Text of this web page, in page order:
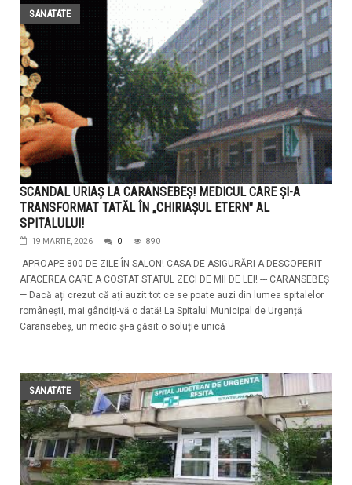
SANATATE
SCANDAL URIAȘ LA CARANSEBEȘ! MEDICUL CARE ȘI-A
TRANSFORMAT TATĂL ÎN „CHIRIAȘUL ETERN" AL
SPITALULUI!
19 MARTIE, 2026 0 890
APROAPE 800 DE ZILE ÎN SALON! CASA DE ASIGURĂRI A DESCOPERIT
AFACEREA CARE A COSTAT STATUL ZECI DE MII DE LEI! --- CARANSEBEȘ
— Dacă ați crezut că ați auzit tot ce se poate auzi din lumea spitalelor
românești, mai gândiți-vă o dată! La Spitalul Municipal de Urgență
Caransebeș, un medic și-a găsit o soluție unică
SANATATE